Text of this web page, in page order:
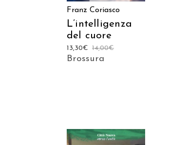
Franz Coriasco
L’intelligenza
del cuore
14,00€
13,30€
Brossura